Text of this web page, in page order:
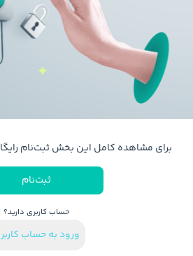
برای مشاهده کامل این بخش ثبت‌نام
ثبت‌نام
حساب کاربری دارید؟
ورود به حساب